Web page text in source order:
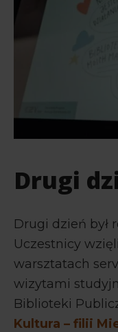
Drugi
Drugi dzień był
Uczestnicy
warsztatach
wizytami
Biblioteki
Kultura – filii